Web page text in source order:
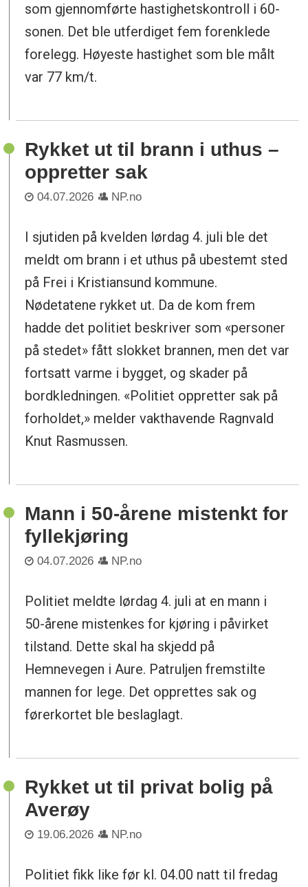
som gjennomførte hastighetskontroll i 60-
sonen. Det ble utferdiget fem forenklede
forelegg. Høyeste hastighet som ble målt
var 77 km/t.
Rykket ut til brann i uthus –
oppretter sak
04.07.2026 NP.no
I sjutiden på kvelden lørdag 4. juli ble det
meldt om brann i et uthus på ubestemt sted
på Frei i Kristiansund kommune.
Nødetatene rykket ut. Da de kom frem
hadde det politiet beskriver som «personer
på stedet» fått slokket brannen, men det var
fortsatt varme i bygget, og skader på
bordkledningen. «Politiet oppretter sak på
forholdet,» melder vakthavende Ragnvald
Knut Rasmussen.
Mann i 50-årene mistenkt for
fyllekjøring
04.07.2026 NP.no
Politiet meldte lørdag 4. juli at en mann i
50-årene mistenkes for kjøring i påvirket
tilstand. Dette skal ha skjedd på
Hemnevegen i Aure. Patruljen fremstilte
mannen for lege. Det opprettes sak og
førerkortet ble beslaglagt.
Rykket ut til privat bolig på
Averøy
19.06.2026 NP.no
Politiet fikk like før kl. 04.00 natt til fredag